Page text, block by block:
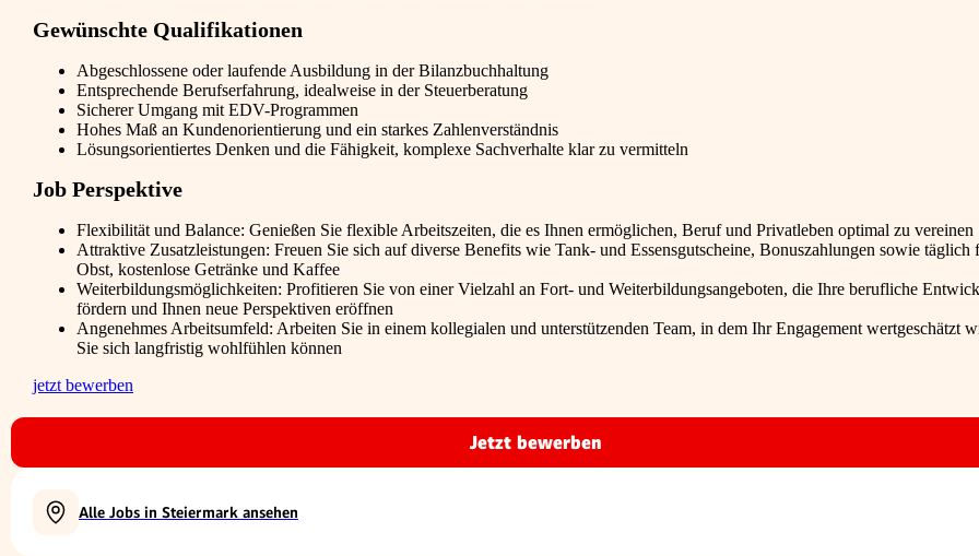
Gewünschte Qualifikationen
Abgeschlossene oder laufende Ausbildung in der Bilanzbuchhaltung
Entsprechende Berufserfahrung, idealweise in der Steuerberatung
Sicherer Umgang mit EDV-Programmen
Hohes Maß an Kundenorientierung und ein starkes Zahlenverständnis
Lösungsorientiertes Denken und die Fähigkeit, komplexe Sachverhalte klar zu vermitteln
Job Perspektive
Flexibilität und Balance: Genießen Sie flexible Arbeitszeiten, die es Ihnen ermöglichen, Beruf und Privatleben optimal zu vereinen
Attraktive Zusatzleistungen: Freuen Sie sich auf diverse Benefits wie Tank- und Essensgutscheine, Bonuszahlungen sowie täglich
Obst, kostenlose Getränke und Kaffee
Weiterbildungsmöglichkeiten: Profitieren Sie von einer Vielzahl an Fort- und Weiterbildungsangeboten, die Ihre berufliche
fördern und Ihnen neue Perspektiven eröffnen
Angenehmes Arbeitsumfeld: Arbeiten Sie in einem kollegialen und unterstützenden Team, in dem Ihr Engagement wertgeschätzt
Sie sich langfristig wohlfühlen können
jetzt bewerben
Jetzt bewerben
Alle Jobs in Steiermark ansehen